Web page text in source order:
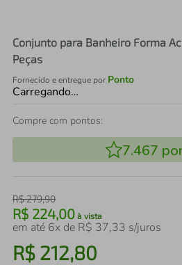
Conjunto para Banheiro Forma
Peças
Fornecido e entregue por Ponto
Carregando…
Compre com pontos:
7.467
R$279,90
R$ 224,00 à vista
em até 6x de R$ 37,33 s/juros
R$ 212,80